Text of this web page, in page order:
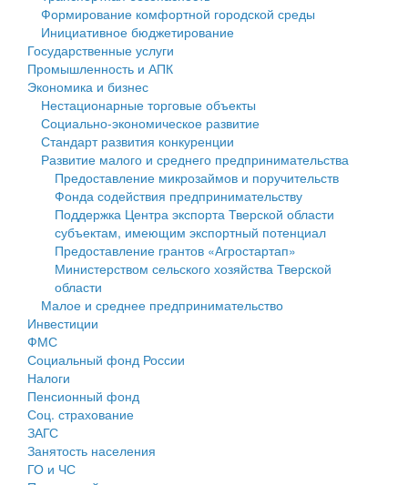
Государственные услуги
Промышленность и АПК
Экономика и бизнес
Символика
Устав
Гостям округа
Туризм
Культура
Образование
Здравоохранение
Социальная защита
Фотоальбом
муниципального округа Тверской области
Администрация Кашинского муниципального округа
Тверской области
Управление сельскими территориями
Открытые данные
Работа с обращениями граждан
Муниципальный контроль
Муниципальные услуги
Проекты административных регламентов
Антимонопольный комплаенс
Противодействие коррупции
Финансовое управление
Бюджет для граждан
Имущество
Выявление правообладателей ранее учтенных
объектов недвижимости
Имущественная поддержка субъектов малого и
среднего предпринимательства
Информационная поддержка субъектов малого и
среднего предпринимательства
Муниципальные программы
Контрольно-счетная палата
Персональные данные
Оценка регулирующего воздействия
Формирование комфортной городской среды
Инициативное бюджетирование
Государственные услуги
Промышленность и АПК
Экономика и бизнес
Нестационарные торговые объекты
Социально-экономическое развитие
Стандарт развития конкуренции
Развитие малого и среднего предпринимательства
Предоставление микрозаймов и поручительств
Фонда содействия предпринимательству
Поддержка Центра экспорта Тверской области
субъектам, имеющим экспортный потенциал
Предоставление грантов «Агростартап»
Министерством сельского хозяйства Тверской
области
Малое и среднее предпринимательство
Инвестиции
ФМС
Социальный фонд России
Налоги
Пенсионный фонд
Соц. страхование
ЗАГС
Занятость населения
ГО и ЧС